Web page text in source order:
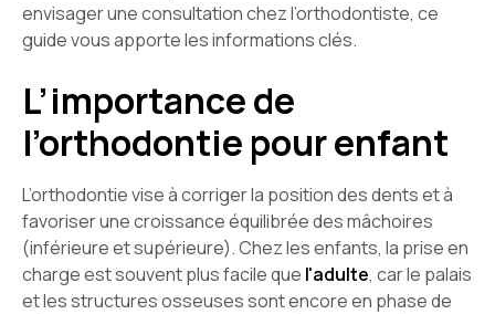
envisager une consultation chez l’orthodontiste, ce
guide vous apporte les informations clés.
L’importance de
l’orthodontie pour enfant
L’orthodontie vise à corriger la position des dents et à
favoriser une croissance équilibrée des mâchoires
(inférieure et supérieure). Chez les enfants, la prise en
charge est souvent plus facile que l'adulte, car le palais
et les structures osseuses sont encore en phase de